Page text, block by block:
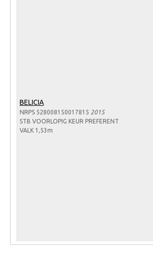
Informatie aan je paard of pony toevoegen
BELICIA
NRPS 528008150017815 2015
STB VOORLOPIG KEUR PREFERENT
VALK 1,53m